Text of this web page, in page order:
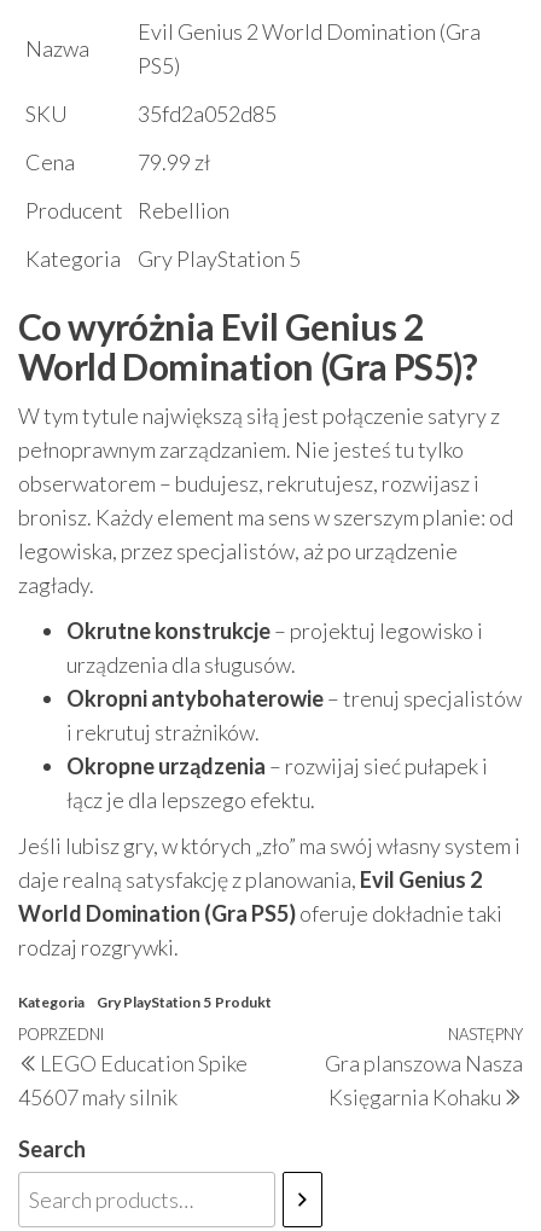
Nazwa
Evil Genius 2 World Domination (Gra
PS5)
SKU
35fd2a052d85
Cena
79.99 zł
Producent
Rebellion
Kategoria
Gry PlayStation 5
Co wyróżnia Evil Genius 2
World Domination (Gra PS5)?
W tym tytule największą siłą jest połączenie satyry z
pełnoprawnym zarządzaniem. Nie jesteś tu tylko
obserwatorem – budujesz, rekrutujesz, rozwijasz i
bronisz. Każdy element ma sens w szerszym planie: od
legowiska, przez specjalistów, aż po urządzenie
zagłady.
Okrutne konstrukcje– projektuj legowisko i
urządzenia dla sługusów.
Okropni antybohaterowie– trenuj specjalistów
i rekrutuj strażników.
Okropne urządzenia – rozwijaj sieć pułapek i
łącz je dla lepszego efektu.
Jeśli lubisz gry, w których „zło” ma swój własny system i
daje realną satysfakcję z planowania, Evil Genius 2
World Domination (Gra PS5)oferuje dokładnie taki
rodzaj rozgrywki.
Kategoria Gry PlayStation 5 Produkt
Nawigacja
wpisu
Poprzedni
wpis
POPRZEDNI
LEGO Education Spike
45607 mały silnik
NASTĘPNY
Gra planszowa Nasza
Księgarnia Kohaku
Search